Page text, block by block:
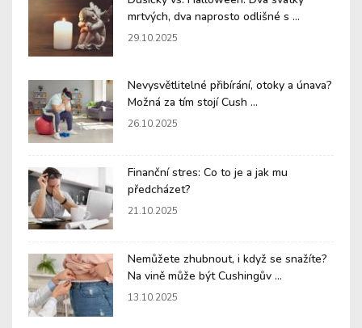
mrtvých, dva naprosto odlišné s ...
29.10.2025
Nevysvětlitelné přibírání, otoky a únava?
Možná za tím stojí Cush ...
26.10.2025
Finanční stres: Co to je a jak mu
předcházet?
21.10.2025
Nemůžete zhubnout, i když se snažíte?
Na vině může být Cushingův ...
13.10.2025